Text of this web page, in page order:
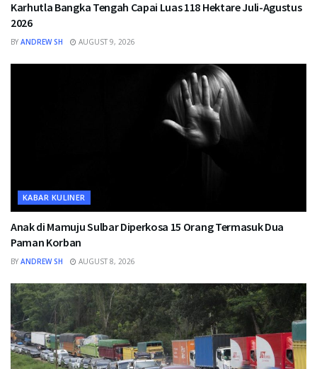
Karhutla Bangka Tengah Capai Luas 118 Hektare Juli-Agustus
2026
BY ANDREW SH AUGUST 9, 2026
KABAR KULINER
Anak di Mamuju Sulbar Diperkosa 15 Orang Termasuk Dua
Paman Korban
BY ANDREW SH AUGUST 8, 2026